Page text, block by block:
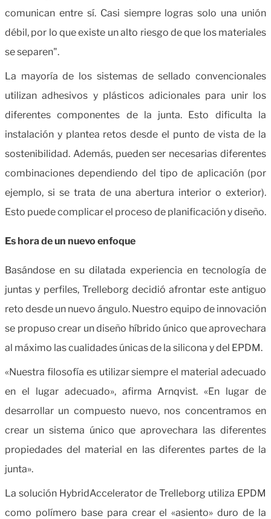
comunican entre sí. Casi siempre logras solo una unión
débil, por lo que existe un alto riesgo de que los materiales
se separen".
La mayoría de los sistemas de sellado convencionales
utilizan adhesivos y plásticos adicionales para unir los
diferentes componentes de la junta. Esto dificulta la
instalación y plantea retos desde el punto de vista de la
sostenibilidad. Además, pueden ser necesarias diferentes
combinaciones dependiendo del tipo de aplicación (por
ejemplo, si se trata de una abertura interior o exterior).
Esto puede complicar el proceso de planificación y diseño.
Es hora de un nuevo enfoque
Basándose en su dilatada experiencia en tecnología de
juntas y perfiles, Trelleborg decidió afrontar este antiguo
reto desde un nuevo ángulo. Nuestro equipo de innovación
se propuso crear un diseño híbrido único que aprovechara
al máximo las cualidades únicas de la silicona y del EPDM.
«Nuestra filosofía es utilizar siempre el material adecuado
en el lugar adecuado», afirma Arnqvist. «En lugar de
desarrollar un compuesto nuevo, nos concentramos en
crear un sistema único que aprovechara las diferentes
propiedades del material en las diferentes partes de la
junta».
La solución HybridAccelerator de Trelleborg utiliza EPDM
como polímero base para crear el «asiento» duro de la